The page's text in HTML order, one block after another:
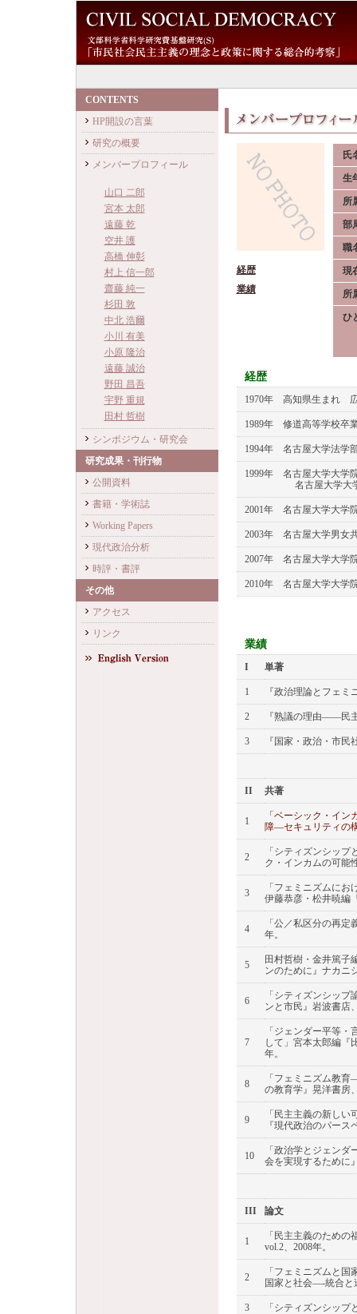
CONTENTS
HP開設の言葉
研究の概要
メンバープロフィール
山口 二郎
宮本 太郎
遠藤 乾
空井 護
高橋 伸彰
村上 信一郎
齋藤 純一
杉田 敦
中北 浩爾
小川 有美
小原 隆治
遠藤 誠治
野田 昌吾
宇野 重規
田村 哲樹
シンポジウム・研究会
研究成果・刊行物
公開資料
書籍・学術誌
Working Papers
現代政治分析
時評・書評
その他
アクセス
リンク
経歴
業績
氏
生
所
部
職
現
所
ひ
経歴
1970年 高知県生まれ
1989年 修道高等学校卒
1994年 名古屋大学法学
1999年 名古屋大学大学
名古屋大学大学院
2001年 名古屋大学大学
2003年 名古屋大学男女
2007年 名古屋大学大学
2010年 名古屋大学大学
業績
I 単著
1 『政治理論とフェ
2 『熟議の理由――民
3 『国家・政治・市
II 共著
1
「ベーシック・イ
障―セキュリティの
2
「シティズンシッ
ク・インカムの可能
3
「フェミニズムに
伊藤恭彦・松井暁編
4
「公／私区分の再
年。
5
田村哲樹・金井篤
ンのために』ナカニ
6
「シティズンシッ
ンと市民』岩波書店
7
「ジェンダー平等
して」宮本太郎編『
年。
8
「フェミニズム教
の教育学』晃洋書房
9
「民主主義の新し
『現代政治のパー
10
「政治学とジェン
会を実現するために
III 論文
1
「民主主義のため
vol.2、2008年。
2
「フェミニズムと
国家と社会―-統合と
3 「シティズンシッ